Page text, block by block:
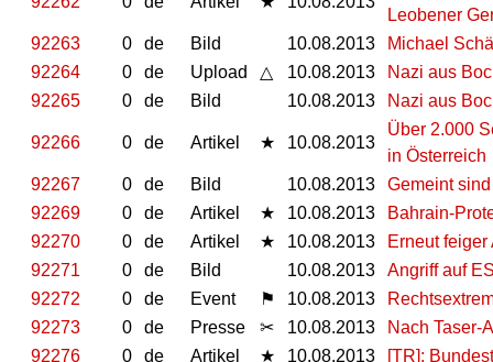
Leobener
92263
0 de Bild 10.08.2013
Michael
92264
0 de Upload △ 10.08.2013
Nazi aus
92265
0 de Bild 10.08.2013 Nazi aus
92266 0 de Artikel ★ 10.08.2013
Über 2.000
in Österreich
92267
0 de Bild 10.08.2013
Gemeint
92269
0 de Artikel ★ 10.08.2013
Bahrain-
92270
0 de Artikel ★ 10.08.2013
Erneut
92271
0 de Bild 10.08.2013
Angriff auf
92272
0 de Event ⚑ 10.08.2013
92273
0 de Presse ✂ 10.08.2013
Nach Taser-
92276
0 de Artikel ★ 10.08.2013 [TR]: